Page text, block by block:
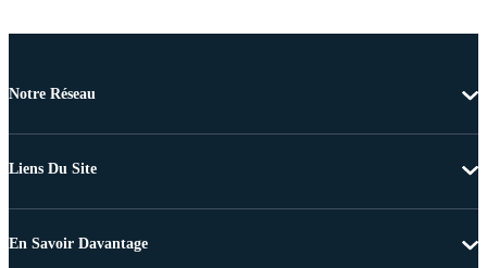
Notre Réseau
Liens Du Site
En Savoir Davantage